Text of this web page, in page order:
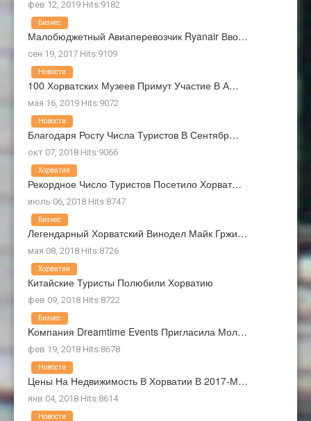
фев 12, 2019 Hits:9182
Малобюджетный Авиаперевозчик Ryanair Вво…
сен 19, 2017 Hits:9109
Бизнес
100 Хорватских Музеев Примут Участие В А…
мая 16, 2019 Hits:9072
Новости
Благодаря Росту Числа Туристов В Сентябр…
окт 07, 2018 Hits:9066
Новости
Рекордное Число Туристов Посетило Хорват…
июль 06, 2018 Hits:8747
Хорватия
Легендарный Хорватский Винодел Майк Гржи…
мая 08, 2018 Hits:8726
Бизнес
Китайские Туристы Полюбили Хорватию
фев 09, 2018 Hits:8722
Хорватия
Kомпания Dreamtime Events Пригласила Мол…
фев 19, 2018 Hits:8678
Бизнес
Цены На Недвижимость В Хорватии В 2017-М…
янв 04, 2018 Hits:8614
Новости
Новости